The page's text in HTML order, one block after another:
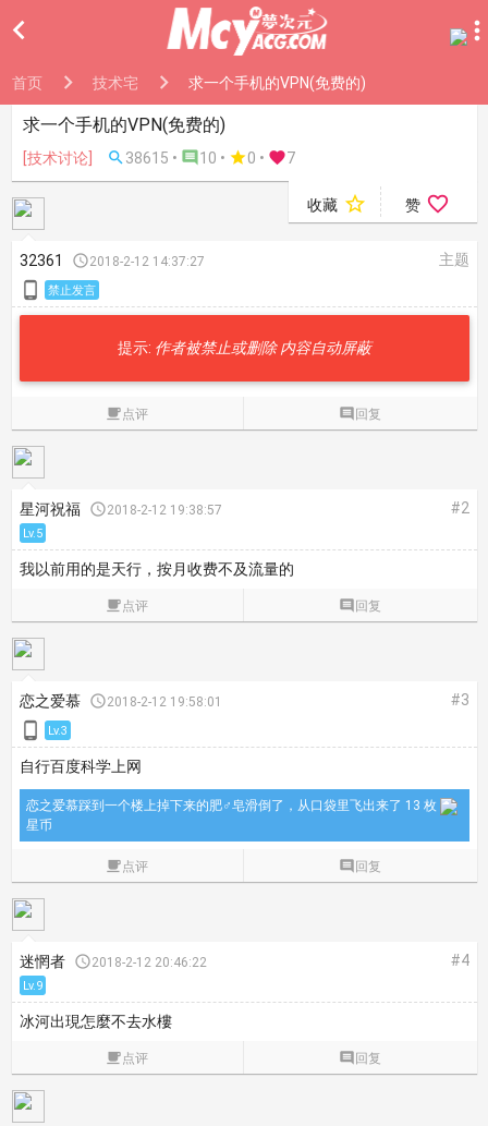

首页 技术宅 求一个手机的VPN(免费的)
求一个手机的VPN(免费的)
[技术讨论]  38615 •  10 • 0 • 7
收藏  赞 
32361 2018-2-12 14:37:27 主题
 禁止发言
提示: 作者被禁止或删除 内容自动屏蔽
点评  回复
星河祝福 2018-2-12 19:38:57 #2
Lv.5
我以前用的是天行，按月收费不及流量的
点评  回复
恋之爱慕 2018-2-12 19:58:01 #3
 Lv.3
自行百度科学上网
恋之爱慕踩到一个楼上掉下来的肥♂皂滑倒了，从口袋里飞出来了 13 枚
星币
点评  回复
迷惘者 2018-2-12 20:46:22 #4
Lv.9
冰河出現怎麼不去水樓
点评  回复